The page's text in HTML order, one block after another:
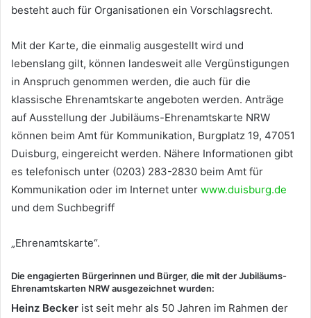
besteht auch für Organisationen ein Vorschlagsrecht.
Mit der Karte, die einmalig ausgestellt wird und
lebenslang gilt, können landesweit alle Vergünstigungen
in Anspruch genommen werden, die auch für die
klassische Ehrenamtskarte angeboten werden. Anträge
auf Ausstellung der Jubiläums-Ehrenamtskarte NRW
können beim Amt für Kommunikation, Burgplatz 19, 47051
Duisburg, eingereicht werden. Nähere Informationen gibt
es telefonisch unter (0203) 283-2830 beim Amt für
Kommunikation oder im Internet unter www.duisburg.de
und dem Suchbegriff
„Ehrenamtskarte“.
Die engagierten Bürgerinnen und Bürger, die mit der Jubiläums-
Ehrenamtskarten NRW ausgezeichnet wurden:
Heinz Becker ist seit mehr als 50 Jahren im Rahmen der